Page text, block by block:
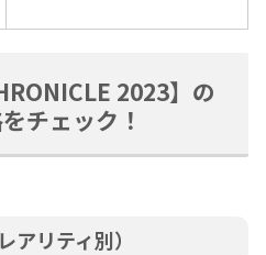
2023】の
チェック！
アリティ別）